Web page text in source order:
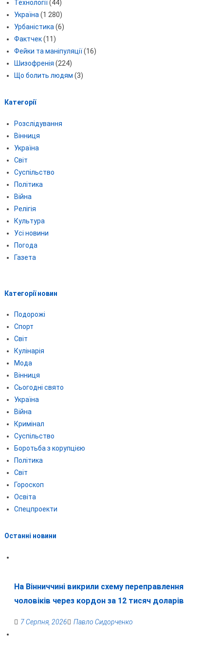
Технології(44)
Україна(1 280)
Урбаністика(6)
Фактчек(11)
Фейки та маніпуляції(16)
Шизофренія (224)
Що болить людям (3)
Категорії
Розслідування
Вінниця
Україна
Світ
Суспільство
Політика
Війна
Релігія
Культура
Усі новини
Погода
Газета
Категорії новин
Подорожі
Спорт
Світ
Кулінарія
Мода
Вінниця
Сьогодні свято
Україна
Війна
Кримінал
Суспільство
Боротьба з корупцією
Політика
Світ
Гороскоп
Освіта
Спецпроекти
Останні новини
На Вінниччині викрили схему переправлення
чоловіків через кордон за 12 тисяч доларів
7 Серпня, 2026 Павло Сидорченко